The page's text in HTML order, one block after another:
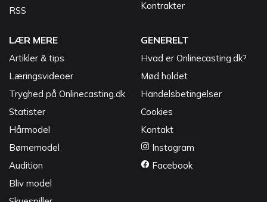
RSS
Kontrakter
LÆR MERE
Artikler & tips
Læringsvideoer
Tryghed på Onlinecasting.dk
Statister
Hårmodel
Børnemodel
Audition
Bliv model
GENERELT
Hvad er Onlinecasting.dk?
Mød holdet
Handelsbetingelser
Cookies
Kontakt
Instagram
Facebook